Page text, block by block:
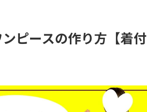
ンピースの作り方【着付